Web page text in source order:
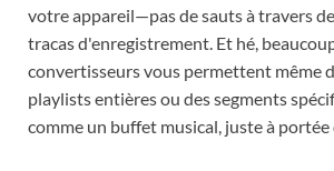
votre appareil—pas de sauts à travers
tracas d'enregistrement. Et hé,
convertisseurs vous permettent même
playlists entières ou des segments
comme un buffet musical, juste à portée